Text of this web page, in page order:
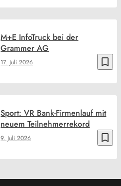
bookmark_border
17. Juli 2026
M+E InfoTruck bei der
Grammer AG
bookmark_border
9. Juli 2026
Sport: VR Bank-Firmenlauf mit
neuem Teilnehmerrekord